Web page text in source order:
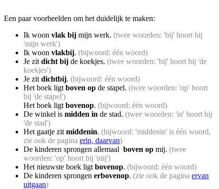
Een paar voorbeelden om het duidelijk te maken:
Ik woon vlak bij mijn werk. (twee woorden: 'bij' hoort bij
'mijn werk')
Ik woon vlakbij. (bijwoord: één woord)
Je zit dicht bij de koekjes. (twee woorden: 'bij' hoort bij 'de
koekjes')
Je zit dichtbij. (bijwoord: één woord)
Het boek ligt boven op de stapel. (twee woorden: 'op' hoort
bij 'de stapel')
Het boek ligt bovenop. (bijwoord: één woord)
De winkel is midden in de stad. (twee woorden: 'in' hoort bij
'de stad')
Het gaatje zit middenin. (bijwoord: 'middenin' is één woord,
zie ook de pagina erin, daarvan)
De kinderen sprongen allemaal boven op mij. (twee
woorden: 'op' hoort bij 'mij')
Het nieuwste boek ligt bovenop. (bijwoord: één woord)
De kinderen sprongen erbovenop. (zie ook de pagina ervan
uitgaan)